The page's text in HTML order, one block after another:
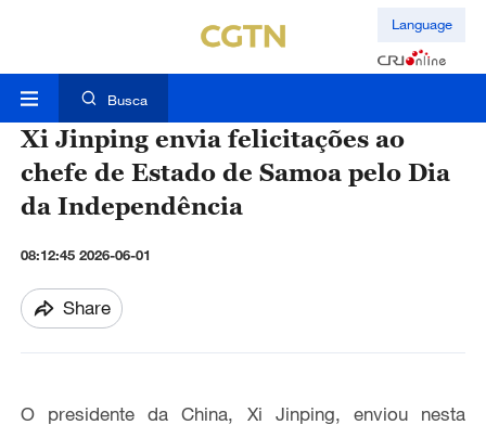
Language
Busca
Xi Jinping envia felicitações ao
chefe de Estado de Samoa pelo Dia
da Independência
08:12:45 2026-06-01
Share
O presidente da China, Xi Jinping, enviou nesta